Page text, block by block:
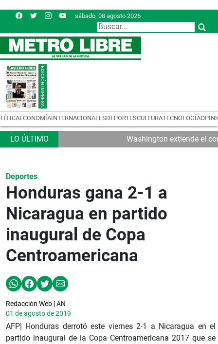
sábado, 08 agosto 2026
ECONOMÍAINTERNACIONALESDEPORTESCULTURATECNOLOGÍA
Washington extiende el
Deportes
Honduras gana 2-1 a
Nicaragua en partido
inaugural de Copa
Centroamericana
Redacción Web | AN
01 de agosto de 2019
AFP| Honduras derrotó este viernes 2-1 a Nicaragua en el
partido inaugural de la Copa Centroamericana 2017 que se